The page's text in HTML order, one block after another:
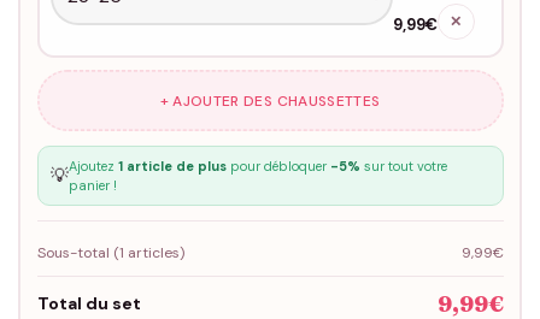
9,99€ ✕
+ AJOUTER DES CHAUSSETTES
💡Ajoutez 1 article de pluspour débloquer -5% sur tout votre
panier !
Sous-total (1 articles) 9,99€
Total du set 9,99€